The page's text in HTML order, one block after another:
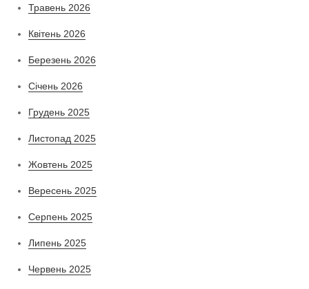
Травень 2026
Квітень 2026
Березень 2026
Січень 2026
Грудень 2025
Листопад 2025
Жовтень 2025
Вересень 2025
Серпень 2025
Липень 2025
Червень 2025